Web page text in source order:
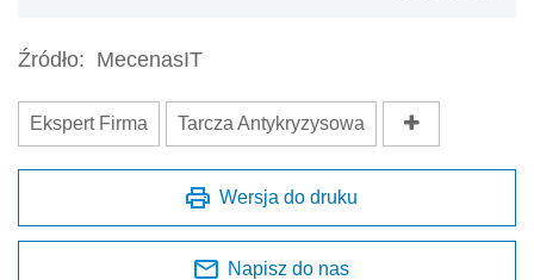
Źródło: MecenasIT
Ekspert Firma Tarcza Antykryzysowa
Wersja do druku
Napisz do nas